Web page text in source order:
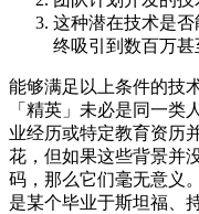
这种潜在技术是
终吸引到数百万甚
能够满足以上条件的技
「精英」未必是同一类
业经历或特定教育资历
花，但如果这些背景并
码，那么它们毫无意义
是某个毕业于斯坦福、